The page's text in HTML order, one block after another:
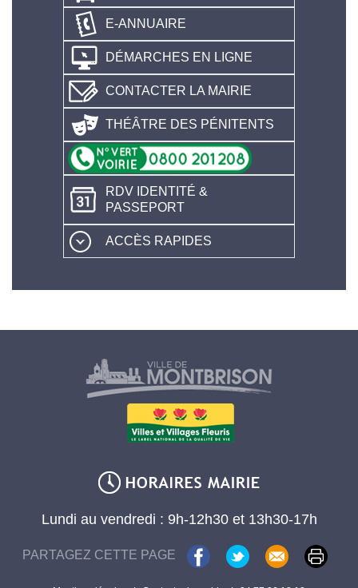
E-ANNUAIRE
DÉMARCHES EN LIGNE
CONTACTER LA MAIRIE
THÉÂTRE DES PÉNITENTS
RDV IDENTITÉ &
PASSEPORT
ACCÈS RAPIDES
Lundi au vendredi : 9h-12h30 et 13h30-17h
PARTAGEZ CETTE PAGE